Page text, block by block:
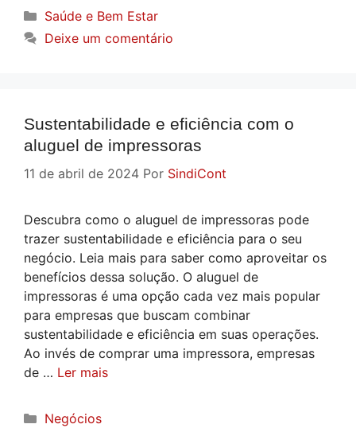
Categorias
Saúde e Bem Estar
Deixe um comentário
Sustentabilidade e eficiência com o
aluguel de impressoras
11 de abril de 2024 Por SindiCont
Descubra como o aluguel de impressoras pode
trazer sustentabilidade e eficiência para o seu
negócio. Leia mais para saber como aproveitar os
benefícios dessa solução. O aluguel de
impressoras é uma opção cada vez mais popular
para empresas que buscam combinar
sustentabilidade e eficiência em suas operações.
Ao invés de comprar uma impressora, empresas
de … Ler mais
Categorias
Negócios